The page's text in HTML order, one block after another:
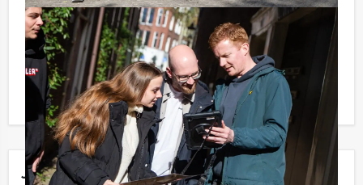
Jouw uitje
Reservering voor kleinere groepen:
Komt u niet aan het minimale aantal deelnemers voor
dit spelprogramma? Als u bereid bent voor het
minimale aantal te betalen, kunt u ook gewoon voor
minder personen boeken!